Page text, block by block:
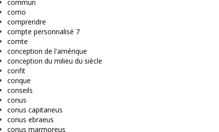
commun
como
comprendre
compte personnalisé 7
comte
conception de l'amérique
conception du milieu du siècle
confit
conque
conseils
conus
conus capitaneus
conus ebraeus
conus marmoreus